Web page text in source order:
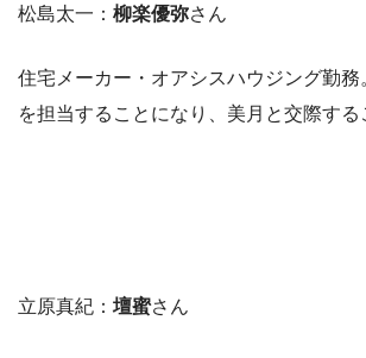
松島太一： 柳楽優弥さん
住宅メーカー・オアシスハウジング勤務
を担当することになり、美月と交際する
立原真紀： 壇蜜さん